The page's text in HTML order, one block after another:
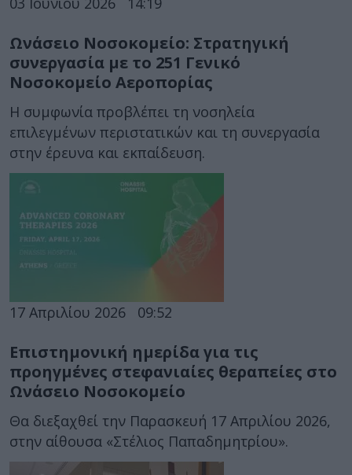
Ωνάσειο Νοσοκομείο: Στρατηγική
συνεργασία με το 251 Γενικό
Νοσοκομείο Αεροπορίας
Η συμφωνία προβλέπει τη νοσηλεία
επιλεγμένων περιστατικών και τη συνεργασία
στην έρευνα και εκπαίδευση.
17 Απριλίου 2026 09:52
Επιστημονική ημερίδα για τις
προηγμένες στεφανιαίες θεραπείες στο
Ωνάσειο Νοσοκομείο
Θα διεξαχθεί την Παρασκευή 17 Απριλίου 2026,
στην αίθουσα «Στέλιος Παπαδημητρίου».